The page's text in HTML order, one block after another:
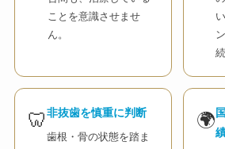
ことを意識させませ
ん。
🦷非抜歯を慎重に判断
歯根・骨の状態を踏ま
🌍